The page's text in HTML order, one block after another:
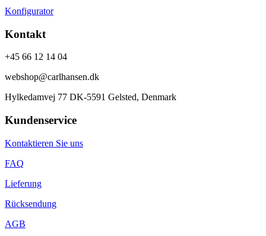
Konfigurator
Kontakt
+45 66 12 14 04
webshop@carlhansen.dk
Hylkedamvej 77 DK-5591 Gelsted, Denmark
Kundenservice
Kontaktieren Sie uns
FAQ
Lieferung
Rücksendung
AGB